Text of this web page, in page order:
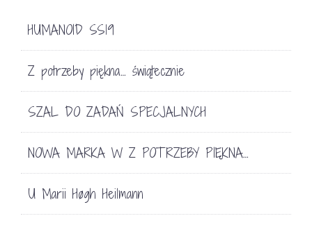
HUMANOID SS19
Z potrzeby piękna… świątecznie
SZAL DO ZADAŃ SPECJALNYCH
NOWA MARKA W Z POTRZEBY PIĘKNA…
U Marii Høgh Heilmann